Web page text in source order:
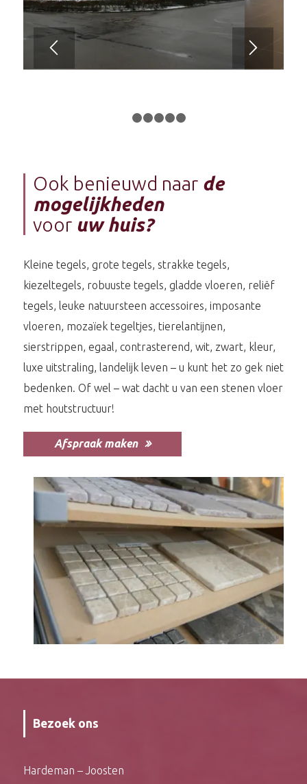
Ook benieuwd naar de
mogelijkheden
voor uw huis?
Kleine tegels, grote tegels, strakke tegels,
kiezeltegels, robuuste tegels, gladde vloeren, reliëf
tegels, leuke natuursteen accessoires, imposante
vloeren, mozaïek tegeltjes, tierelantijnen,
sierstrippen, egaal, contrasterend, wit, zwart, kleur,
luxe uitstraling, landelijk leven – u kunt het zo gek niet
bedenken. Of wel – wat dacht u van een stenen vloer
met houtstructuur!
Afspraak maken
Bezoek ons
Hardeman – Joosten